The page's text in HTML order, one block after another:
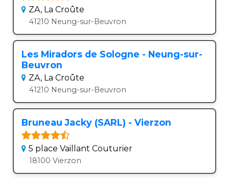
ZA, La Croûte
41210 Neung-sur-Beuvron
Les Miradors de Sologne - Neung-sur-
Beuvron
ZA, La Croûte
41210 Neung-sur-Beuvron
Bruneau Jacky (SARL) - Vierzon
5 place Vaillant Couturier
18100 Vierzon